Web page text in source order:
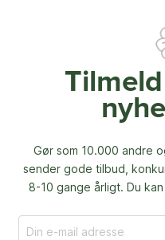
Gør som 10.000 andre
sender gode tilbud,
8-10 gange årligt. Du